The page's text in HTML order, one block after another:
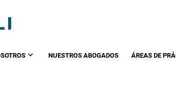
NUESTROS ABOGADOS ÁREAS DE